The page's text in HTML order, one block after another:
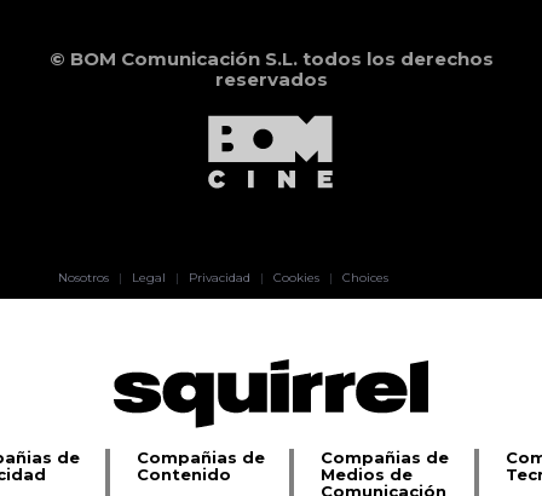
© BOM Comunicación S.L. todos los derechos
reservados
Nosotros | Legal | Privacidad | Cookies | Choices
de
Compañias de
Contenido
Compañias de
Medios de
Comunicación